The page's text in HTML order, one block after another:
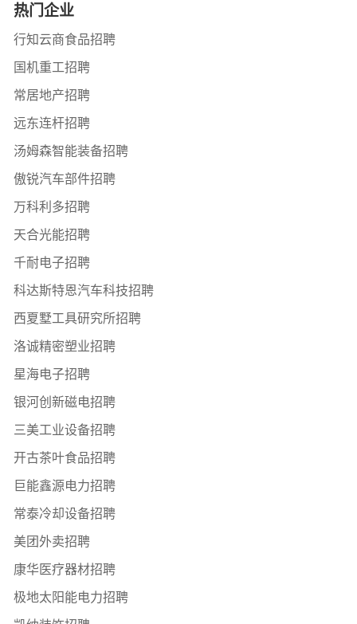
热门企业
行知云商食品招聘
国机重工招聘
常居地产招聘
远东连杆招聘
汤姆森智能装备招聘
傲锐汽车部件招聘
万科利多招聘
天合光能招聘
千耐电子招聘
科达斯特恩汽车科技招聘
西夏墅工具研究所招聘
洛诚精密塑业招聘
星海电子招聘
银河创新磁电招聘
三美工业设备招聘
开古茶叶食品招聘
巨能鑫源电力招聘
常泰冷却设备招聘
美团外卖招聘
康华医疗器材招聘
极地太阳能电力招聘